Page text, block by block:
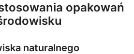
opakowań
naturalnego